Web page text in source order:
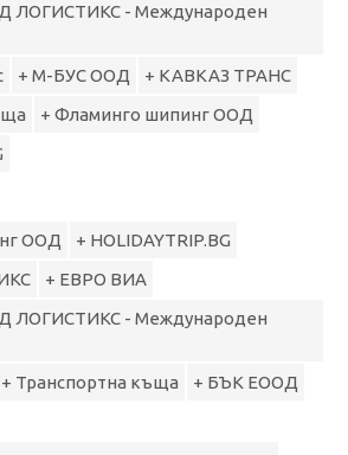
ЛОГИСТИКС - Международен
+ M-БУС ООД
+ КАВКАЗ ТРАНС
+ Фламинго шипинг ООД
ООД
+ HOLIDAYTRIP.BG
+ ЕВРО ВИА
ЛОГИСТИКС - Международен
+ Транспортна къща
+ БЪК ЕООД